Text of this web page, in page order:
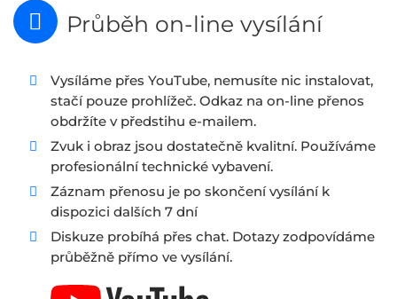
Průběh on-line vysílání
Vysíláme přes YouTube, nemusíte nic instalovat,
stačí pouze prohlížeč. Odkaz na on-line přenos
obdržíte v předstihu e-mailem.
Zvuk i obraz jsou dostatečně kvalitní. Používáme
profesionální technické vybavení.
Záznam přenosu je po skončení vysílání k
dispozici dalších 7 dní
Diskuze probíhá přes chat. Dotazy zodpovídáme
průběžně přímo ve vysílání.